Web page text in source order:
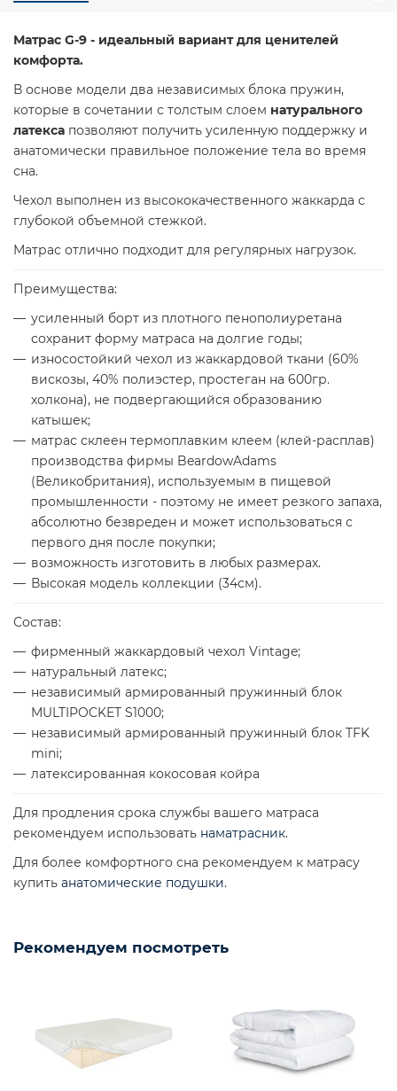
Матрас G-9 - идеальный вариант для ценителей
комфорта.
В основе модели два независимых блока пружин,
которые в сочетании с толстым слоем натурального
латекса позволяют получить усиленную поддержку и
анатомически правильное положение тела во время
сна.
Чехол выполнен из высококачественного жаккарда с
глубокой объемной стежкой.
Матрас отлично подходит для регулярных нагрузок.
Преимущества:
усиленный борт из плотного пенополиуретана
сохранит форму матраса на долгие годы;
износостойкий чехол из жаккардовой ткани (60%
вискозы, 40% полиэстер, простеган на 600гр.
холкона), не подвергающийся образованию
катышек;
матрас склеен термоплавким клеем (клей-расплав)
производства фирмы BeardowAdams
(Великобритания), используемым в пищевой
промышленности - поэтому не имеет резкого запаха,
абсолютно безвреден и может использоваться с
первого дня после покупки;
возможность изготовить в любых размерах.
Высокая модель коллекции (34см).
Состав:
фирменный жаккардовый чехол Vintage;
натуральный латекс;
независимый армированный пружинный блок
MULTIPOCKET S1000;
независимый армированный пружинный блок TFK
mini;
латексированная кокосовая койра
Для продления срока службы вашего матраса
рекомендуем использовать наматрасник.
Для более комфортного сна рекомендуем к матрасу
купить анатомические подушки.
Рекомендуем посмотреть